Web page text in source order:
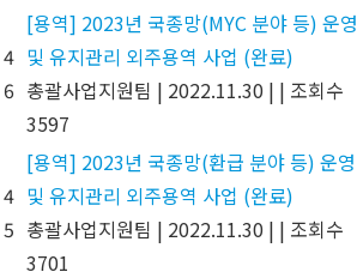
4
6
[용역] 2023년 국종망(MYC 분야 등) 운영
및 유지관리 외주용역 사업 (완료)
총괄사업지원팀 | 2022.11.30 | | 조회수
3597
4
5
[용역] 2023년 국종망(환급 분야 등) 운영
및 유지관리 외주용역 사업 (완료)
총괄사업지원팀 | 2022.11.30 | | 조회수
3701